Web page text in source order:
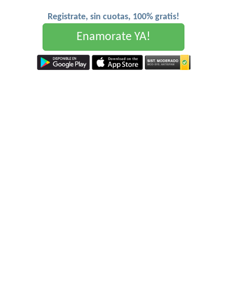
Registrate, sin cuotas, 100% gratis!
Enamorate YA!